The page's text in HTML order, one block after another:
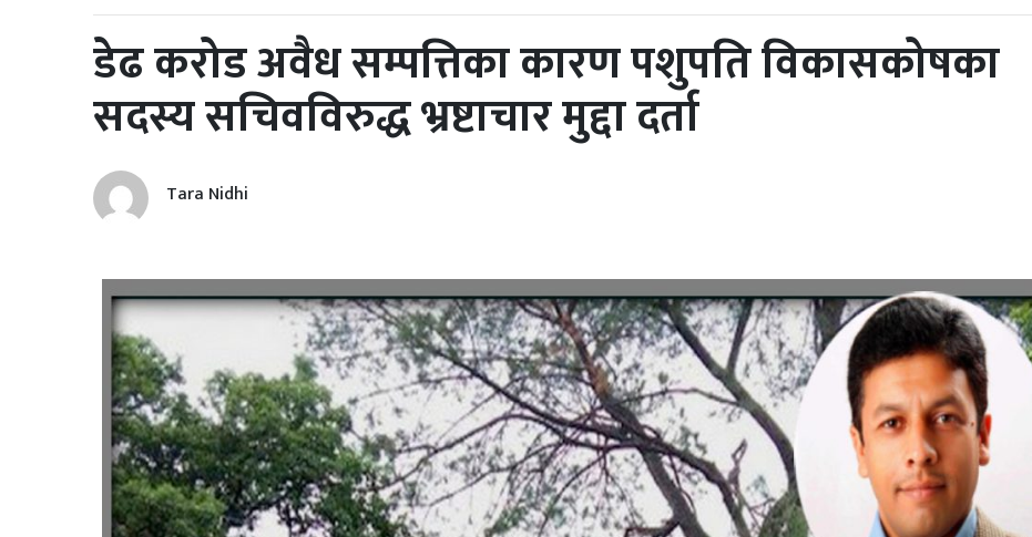
डेढ करोड अवैध सम्पत्तिका कारण पशुपति विकासकोषका
सदस्य सचिवविरुद्ध भ्रष्टाचार मुद्दा दर्ता
Tara Nidhi